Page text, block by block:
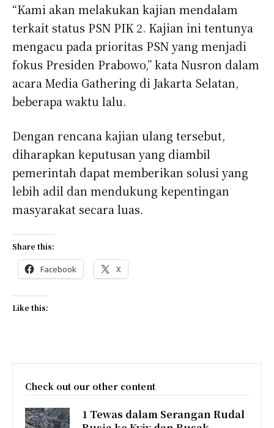
“Kami akan melakukan kajian mendalam
terkait status PSN PIK 2. Kajian ini tentunya
mengacu pada prioritas PSN yang menjadi
fokus Presiden Prabowo,” kata Nusron dalam
acara Media Gathering di Jakarta Selatan,
beberapa waktu lalu.
Dengan rencana kajian ulang tersebut,
diharapkan keputusan yang diambil
pemerintah dapat memberikan solusi yang
lebih adil dan mendukung kepentingan
masyarakat secara luas.
Share this:
Facebook X
Like this:
Check out our other content
1 Tewas dalam Serangan Rudal